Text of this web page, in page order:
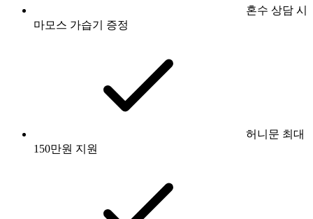
혼수 상담 시
마모스 가습기 증정
허니문 최대
150만원 지원